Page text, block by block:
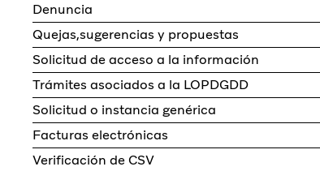
Denuncia
Quejas,sugerencias y propuestas
Solicitud de acceso a la información
Trámites asociados a la LOPDGDD
Solicitud o instancia genérica
Facturas electrónicas
Verificación de CSV